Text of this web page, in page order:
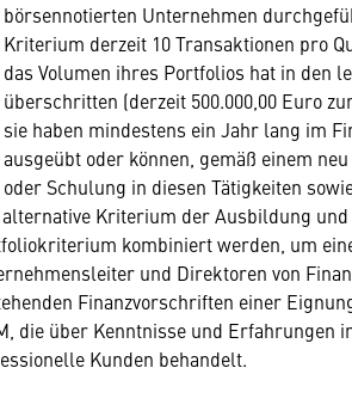
börsennotierten Unternehmen
Kriterium derzeit 10 Transaktionen pro
das Volumen ihres Portfolios hat in den
überschritten (derzeit 500.000,00 Euro
sie haben mindestens ein Jahr lang im
ausgeübt oder können, gemäß einem
oder Schulung in diesen Tätigkeiten
alternative Kriterium der Ausbildung
kombiniert werden, um
und Direktoren von
Finanzvorschriften einer
die über Kenntnisse und Erfahrungen
Kunden behandelt.